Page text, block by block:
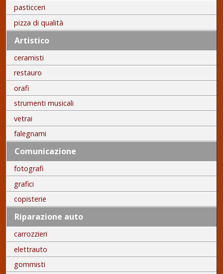
pasticceri
pizza di qualità
Artistico
ceramisti
restauro
orafi
strumenti musicali
vetrai
falegnami
Comunicazione
fotografi
grafici
copisterie
Riparazione auto
carrozzieri
elettrauto
gommisti